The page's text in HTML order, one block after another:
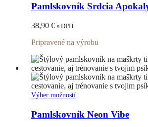
má
viacero
môžete
vybrať
na
stránke
produktu.
Pamlskovník Srdcia
38,90 € s DPH
Pripravené na výrobu
Výber možnostíTento
má
viacero
Pamlskovník Neon Vibe